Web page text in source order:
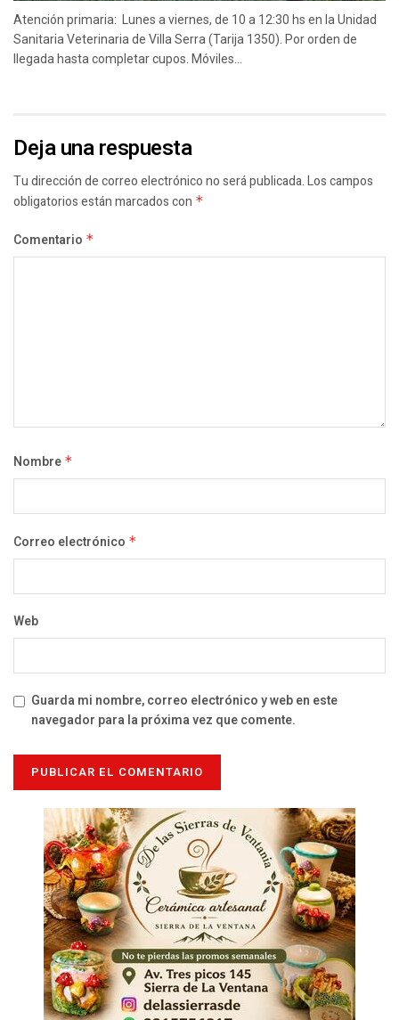
Atención primaria: Lunes a viernes, de 10 a 12:30 hs en la Unidad
Sanitaria Veterinaria de Villa Serra (Tarija 1350). Por orden de
llegada hasta completar cupos. Móviles...
Deja una respuesta
Tu dirección de correo electrónico no será publicada.Los campos
obligatorios están marcados con *
Comentario *
Nombre *
Correo electrónico *
Web
Guarda mi nombre, correo electrónico y web en este
navegador para la próxima vez que comente.